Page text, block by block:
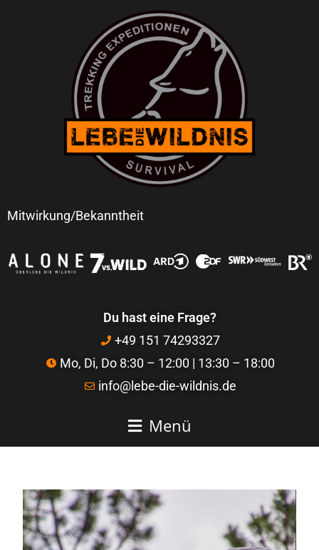
Mitwirkung/Bekanntheit
Du hast eine Frage?
+49 151 74293327
Mo, Di, Do 8:30 – 12:00 | 13:30 – 18:00
info@lebe-die-wildnis.de
Menü